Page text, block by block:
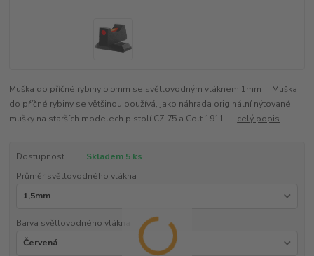
Muška do příčné rybiny 5,5mm se světlovodným vláknem 1mm Muška
do příčné rybiny se většinou používá, jako náhrada originální nýtované
mušky na starších modelech pistolí CZ 75 a Colt 1911. celý popis
Dostupnost
Skladem 5 ks
Průměr světlovodného vlákna
Barva světlovodného vlákna